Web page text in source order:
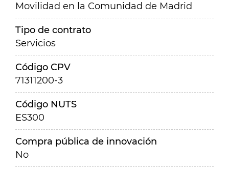
Movilidad en la Comunidad de Madrid
Tipo de contrato
Servicios
Código CPV
71311200-3
Código NUTS
ES300
Compra pública de innovación
No